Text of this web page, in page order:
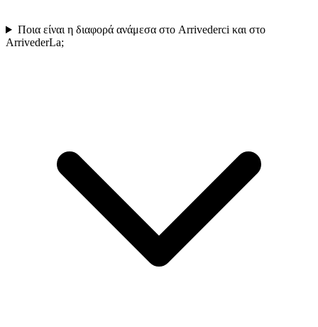
Ποια είναι η διαφορά ανάμεσα στο Arrivederci και στο
ArrivederLa;